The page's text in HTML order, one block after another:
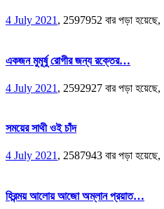
4 July 2021, 2597952 বার পড়া হয়েছে,
একজন মুমূর্ষু রোগীর জন্য রক্তের…
4 July 2021 , 2592927 বার পড়া হয়েছে,
সময়ের সাথী ওই চাঁদ
4 July 2021, 2587943 বার পড়া হয়েছে,
হিরন্ময় আলোয় আজো অম্লান প্রয়াত…